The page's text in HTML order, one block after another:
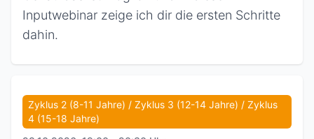
Inputwebinar zeige ich dir die ersten Schritte
dahin.
Zyklus 2 (8-11 Jahre) / Zyklus 3 (12-14 Jahre) / Zyklus
4 (15-18 Jahre)